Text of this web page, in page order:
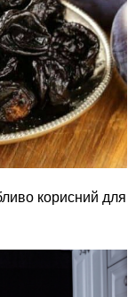
корисний для